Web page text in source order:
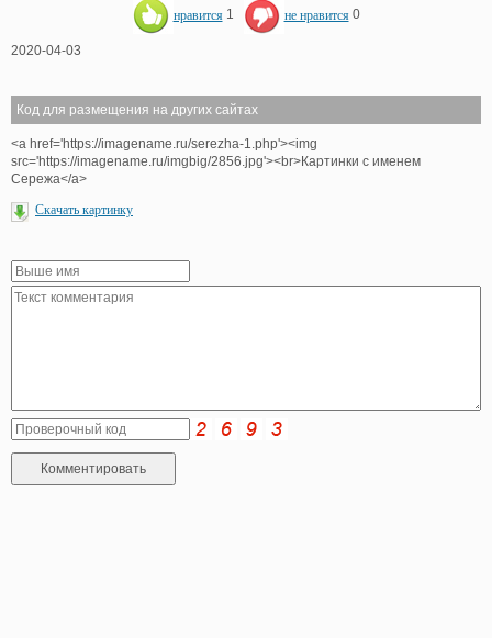
нравится 1 не нравится 0
2020-04-03
Код для размещения на других сайтах
<a href='https://imagename.ru/serezha-1.php'><img
src='https://imagename.ru/imgbig/2856.jpg'><br>Картинки с именем
Сережа</a>
Скачать картинку